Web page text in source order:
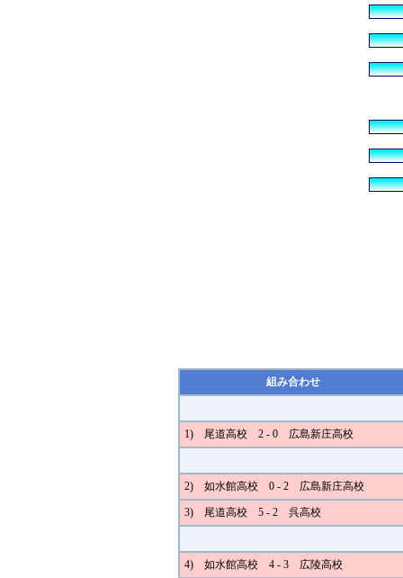
組み合わせ
1) 尾道高校 2 - 0 広島新庄高校
2) 如水館高校 0 - 2 広島新庄高校
3) 尾道高校 5 - 2 呉高校
4) 如水館高校 4 - 3 広陵高校